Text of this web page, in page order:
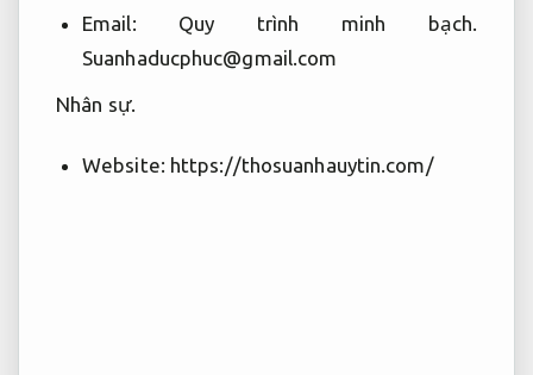
Email: Quy trình minh bạch.
Suanhaducphuc@gmail.com
Nhân sự.
Website: https://thosuanhauytin.com/